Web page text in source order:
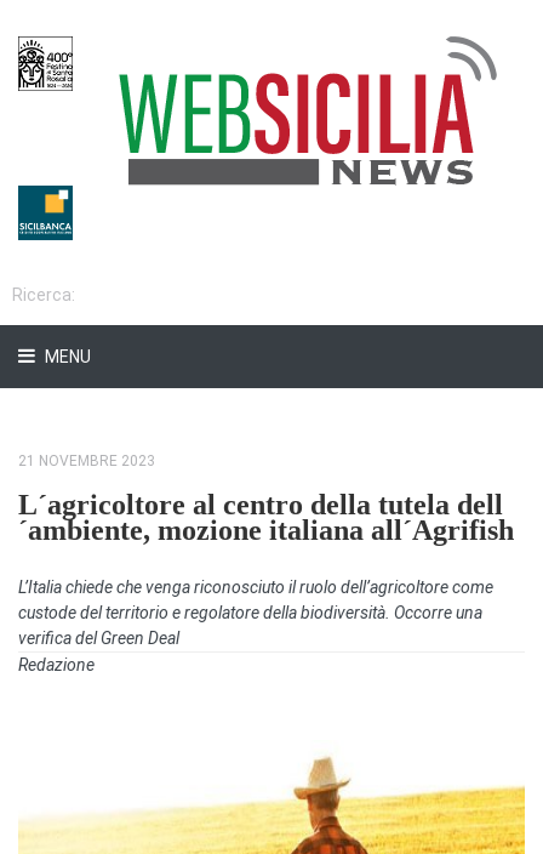
MENU
21 NOVEMBRE 2023
L´agricoltore al centro della tutela dell
´ambiente, mozione italiana all´Agrifish
L’Italia chiede che venga riconosciuto il ruolo dell’agricoltore come
custode del territorio e regolatore della biodiversità. Occorre una
verifica del Green Deal
Redazione